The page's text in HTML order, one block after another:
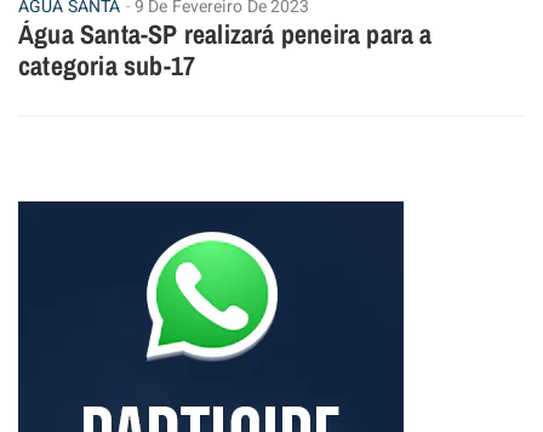
ÁGUA SANTA 9 De Fevereiro De 2023
Água Santa-SP realizará peneira para a
categoria sub-17